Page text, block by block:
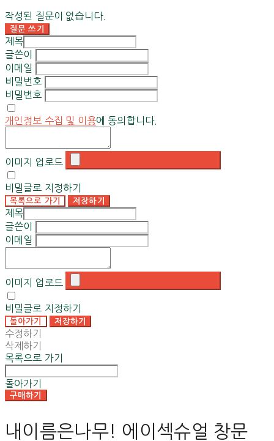
작성된 질문이 없습니다.
질문 쓰기
제목
글쓴이
이메일
비밀번호
비밀번호
개인정보 수집 및 이용에 동의합니다.
이미지 업로드
비밀글로 지정하기
목록으로 가기 저장하기
제목
글쓴이
이메일
이미지 업로드
비밀글로 지정하기
돌아가기 저장하기
수정하기
삭제하기
목록으로 가기
돌아가기
구매하기
내이름은나무! 에이섹슈얼 창문